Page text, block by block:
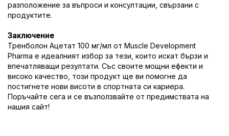
разположение за въпроси и консултации, свързани с
продуктите.
Заключение
Тренболон Ацетат 100 мг/мл от Muscle Development
Pharma е идеалният избор за тези, които искат бързи и
впечатляващи резултати. Със своите мощни ефекти и
високо качество, този продукт ще ви помогне да
постигнете нови висоти в спортната си кариера.
Поръчайте сега и се възползвайте от предимствата на
нашия сайт!